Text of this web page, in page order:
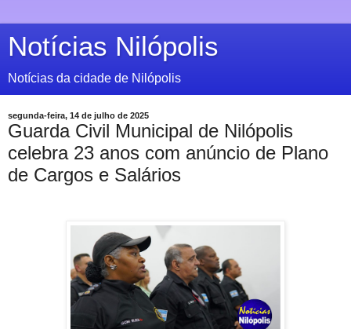
Notícias Nilópolis
Notícias da cidade de Nilópolis
segunda-feira, 14 de julho de 2025
Guarda Civil Municipal de Nilópolis
celebra 23 anos com anúncio de Plano
de Cargos e Salários